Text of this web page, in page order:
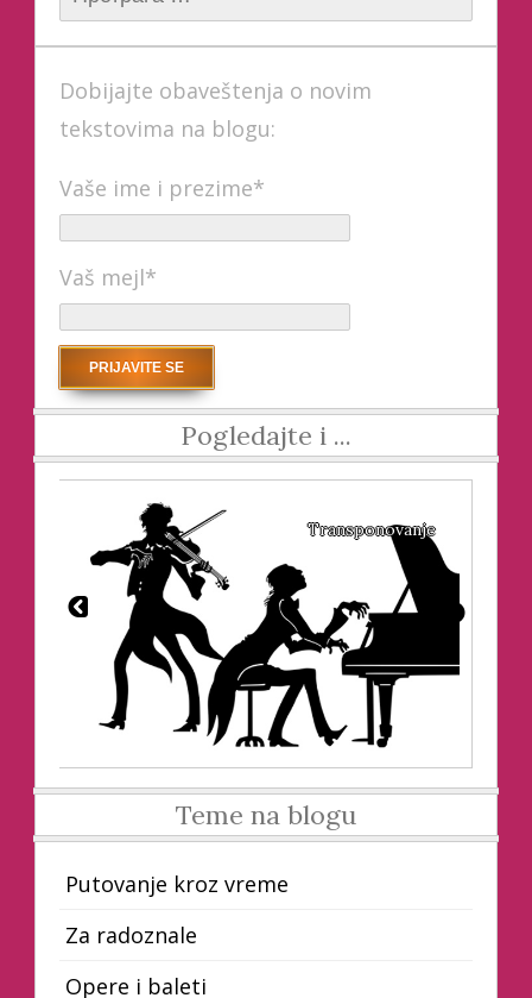
Dobijajte obaveštenja o novim
tekstovima na blogu:
Vaše ime i prezime*
Vaš mejl*
Pogledajte i ...
Transponovanje
Teme na blogu
Putovanje kroz vreme
Za radoznale
Opere i baleti